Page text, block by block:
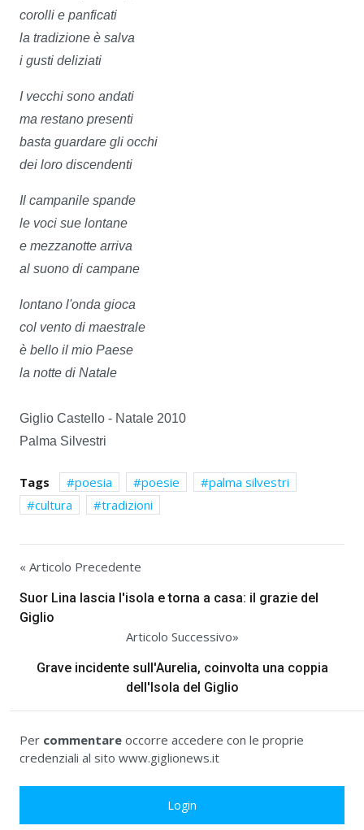
corolli e panficati
la tradizione è salva
i gusti deliziati
I vecchi sono andati
ma restano presenti
basta guardare gli occhi
dei loro discendenti
Il campanile spande
le voci sue lontane
e mezzanotte arriva
al suono di campane
lontano l'onda gioca
col vento di maestrale
è bello il mio Paese
la notte di Natale
Giglio Castello - Natale 2010
Palma Silvestri
Tags poesia poesie
palma silvestri
cultura
tradizioni
« Articolo Precedente
Suor Lina lascia l'isola e torna a casa: il grazie del
Giglio
Articolo Successivo»
Grave incidente sull'Aurelia, coinvolta una coppia
dell'Isola del Giglio
Per commentare occorre accedere con le proprie
credenziali al sito www.giglionews.it
Login